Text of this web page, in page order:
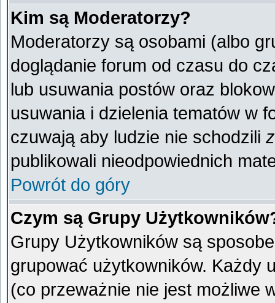
Kim są Moderatorzy?
Moderatorzy są osobami (albo
doglądanie forum od czasu do
lub usuwania postów oraz
usuwania i dzielenia tematów w
czuwają aby ludzie nie schodzili
publikowali nieodpowiednich
Powrót do góry
Czym są Grupy
Grupy Użytkowników są
grupować użytkowników. Każdy
(co przeważnie nie jest możliwe